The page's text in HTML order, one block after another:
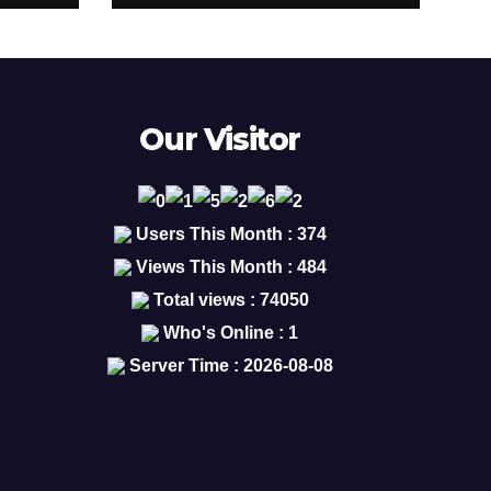
Our Visitor
Users This Month : 374
Views This Month : 484
Total views : 74050
Who's Online : 1
Server Time : 2026-08-08